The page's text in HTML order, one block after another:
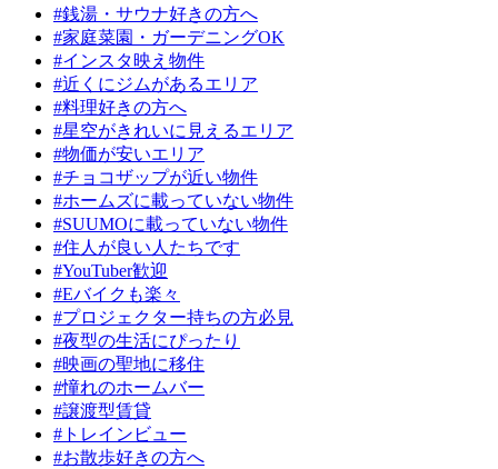
#銭湯・サウナ好きの方へ
#家庭菜園・ガーデニングOK
#インスタ映え物件
#近くにジムがあるエリア
#料理好きの方へ
#星空がきれいに見えるエリア
#物価が安いエリア
#チョコザップが近い物件
#ホームズに載っていない物件
#SUUMOに載っていない物件
#住人が良い人たちです
#YouTuber歓迎
#Eバイクも楽々
#プロジェクター持ちの方必見
#夜型の生活にぴったり
#映画の聖地に移住
#憧れのホームバー
#譲渡型賃貸
#トレインビュー
#お散歩好きの方へ